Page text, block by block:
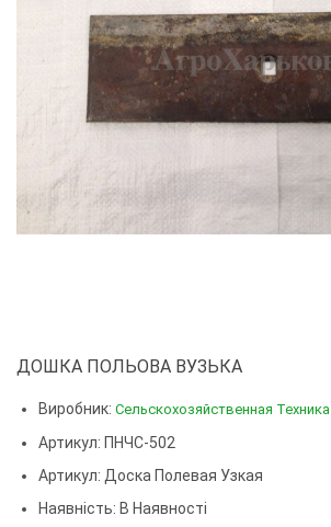
ДОШКА ПОЛЬОВА ВУЗЬКА
Виробник: Сельскохозяйственная Техника
Артикул: ПНЧС-502
Артикул: Доска Полевая Узкая
Наявність: В Наявності